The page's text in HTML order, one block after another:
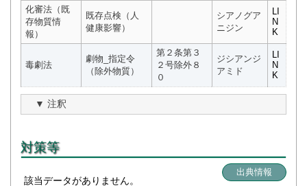
化審法（既
存物質情
報）
既存点検（人
健康影響）
シアノグア
ニジン
LI
N
K
毒劇法
劇物_指定令
（除外物質）
第２条第３
２号除外８
０
ジシアンジ
アミド
LI
N
K
注釈
対策等
出典情報
該当データがありません。